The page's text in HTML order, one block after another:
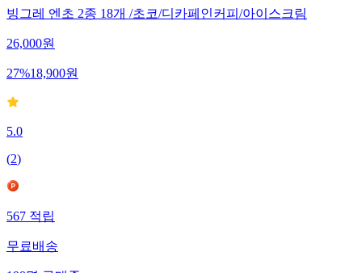
빙그레 엔초 2종 18개 /초코/디카페인커피/아이스크림
26,000원
27%18,900원
5.0
(2)
567적립
무료배송